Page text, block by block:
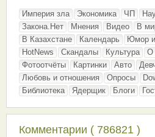
Империя зла Экономика ЧП
Закона.Нет
Мнения Видео В
В Казахстане
Календарь Юмор
HotNews
Скандалы Культура О
Фотоотчёты
Картинки Авто
Любовь и отношения
Опросы
Библиотека
Ядерщик Блоги
Комментарии ( 786821 )